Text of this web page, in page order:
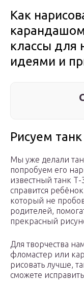
Как
классы для
идеями и
Рисуем
Мы уже делали
попробуем его
известный танк
справится
который не
родителей,
прекрасный
Для творчества
фломастер или
рисовать лучше,
сможете